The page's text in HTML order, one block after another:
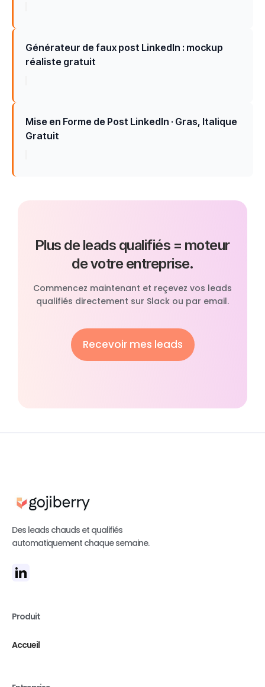
Générateur de faux post LinkedIn : mockup
réaliste gratuit
Mise en Forme de Post LinkedIn · Gras, Italique
Gratuit
Plus de leads qualifiés = moteur
de votre entreprise.
Commencez maintenant et reçevez vos leads
qualifiés directement sur Slack ou par email.
Recevoir mes leads
Des leads chauds et qualifiés
automatiquement chaque semaine.
Produit
Accueil